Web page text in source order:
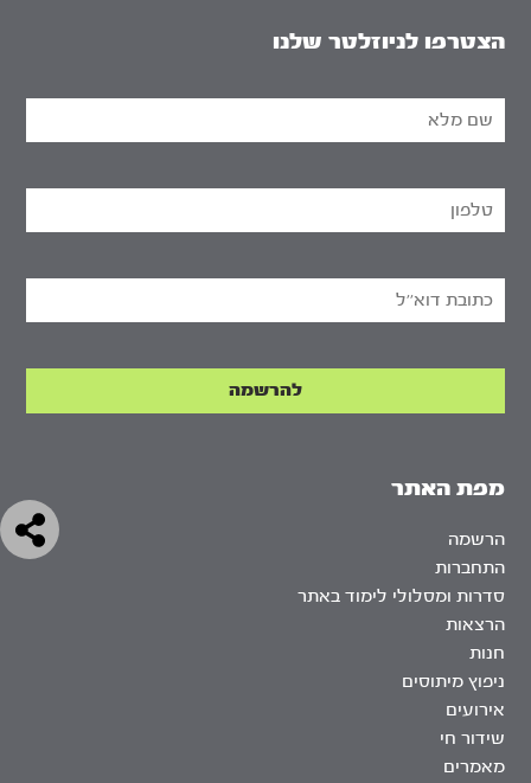
מפת האתר
הרשמה
התחברות
סדרות ומסלולי לימוד באתר
הרצאות
חנות
ניפוץ מיתוסים
אירועים
שידור חי
מאמרים
הצטרפו לניוזלטר שלנו